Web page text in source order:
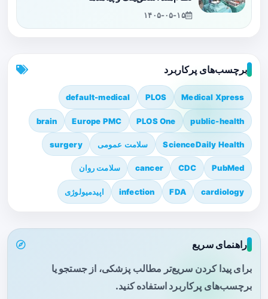
۱۴۰۵-۰۵-۱۵
برچسب‌های پرکاربرد
Medical Xpress
PLOS
default-medical
public-health
PLOS One
Europe PMC
brain
ScienceDaily Health سلامت عمومی surgery
PubMed
CDC
cancer سلامت روان
cardiology
FDA
infection اپیدمیولوژی
راهنمای سریع
برای پیدا کردن سریع‌تر مطالب پزشکی، از جستجو یا
برچسب‌های پرکاربرد استفاده کنید.